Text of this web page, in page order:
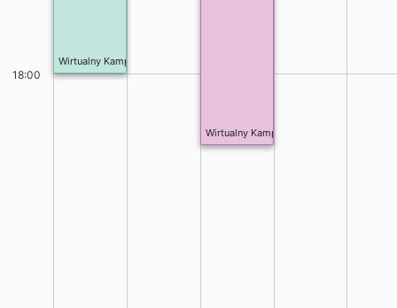
18:00
Wirtualny Kampus/Teams
Wirtualny Kampus/Teams